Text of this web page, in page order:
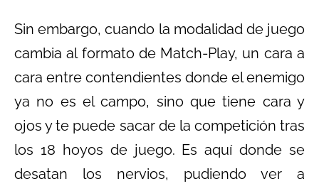
Sin embargo, cuando la modalidad de juego
cambia al formato de Match-Play, un cara a
cara entre contendientes donde el enemigo
ya no es el campo, sino que tiene cara y
ojos y te puede sacar de la competición tras
los 18 hoyos de juego. Es aquí donde se
desatan los nervios, pudiendo ver a